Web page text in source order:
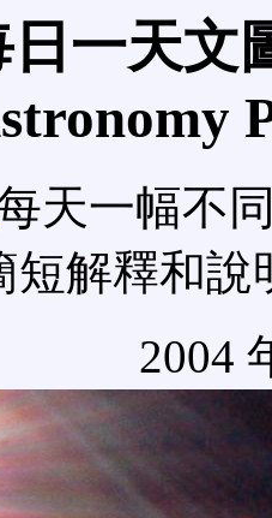
日一天文
天一幅不
短解釋和
2004